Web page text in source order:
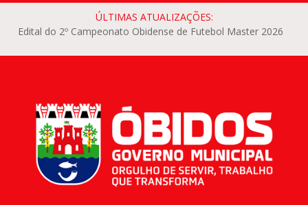
ÚLTIMAS ATUALIZAÇÕES:
Edital do 2º Campeonato Obidense de Futebol Master 2026